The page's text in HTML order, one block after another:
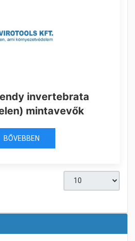
invertebrata
mintavevők
BŐVEBBEN